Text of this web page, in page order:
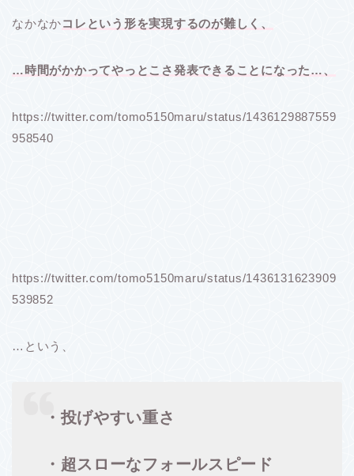
なかなかコレという形を実現するのが難しく、
…時間がかかってやっとこさ発表できることになった…、
https://twitter.com/tomo5150maru/status/1436129887559
958540
https://twitter.com/tomo5150maru/status/1436131623909
539852
…という、
・投げやすい重さ
・超スローなフォールスピード